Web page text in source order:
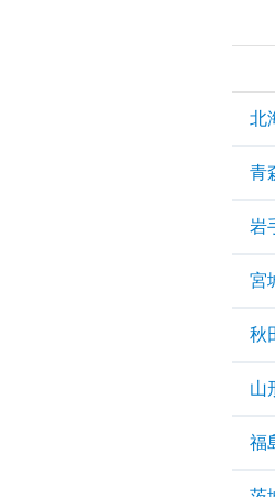
北
青
岩
宮
秋
山
福